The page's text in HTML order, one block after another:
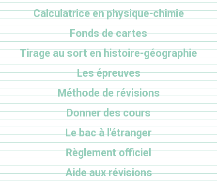
Calculatrice en physique-chimie
Fonds de cartes
Tirage au sort en histoire-géographie
Les épreuves
Méthode de révisions
Donner des cours
Le bac à l'étranger
Règlement officiel
Aide aux révisions